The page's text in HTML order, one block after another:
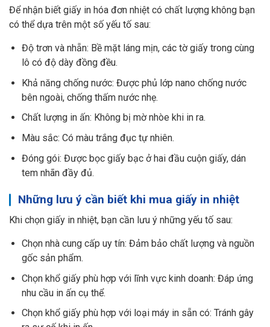
Để nhận biết giấy in hóa đơn nhiệt có chất lượng không bạn
có thể dựa trên một số yếu tố sau:
Độ trơn và nhẵn: Bề mặt láng mịn, các tờ giấy trong cùng
lô có độ dày đồng đều.
Khả năng chống nước: Được phủ lớp nano chống nước
bên ngoài, chống thấm nước nhẹ.
Chất lượng in ấn: Không bị mờ nhòe khi in ra.
Màu sắc: Có màu trắng đục tự nhiên.
Đóng gói: Được bọc giấy bạc ở hai đầu cuộn giấy, dán
tem nhãn đầy đủ.
Những lưu ý cần biết khi mua giấy in nhiệt
Khi chọn giấy in nhiệt, bạn cần lưu ý những yếu tố sau:
Chọn nhà cung cấp uy tín: Đảm bảo chất lượng và nguồn
gốc sản phẩm.
Chọn khổ giấy phù hợp với lĩnh vực kinh doanh: Đáp ứng
nhu cầu in ấn cụ thể.
Chọn khổ giấy phù hợp với loại máy in sẵn có: Tránh gây